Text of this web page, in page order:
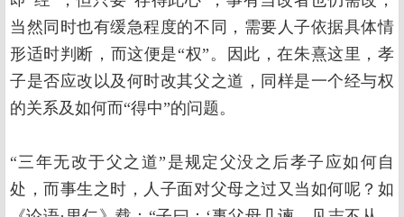
当然同时也有缓急程度的不同，需要人子依据具体情
形适时判断，而这便是“权”。因此，在朱熹这里，孝
子是否应改以及何时改其父之道，同样是一个经与权
的关系及如何而“得中”的问题。
“三年无改于父之道”是规定父没之后孝子应如何自
处，而事生之时，人子面对父母之过又当如何呢？如